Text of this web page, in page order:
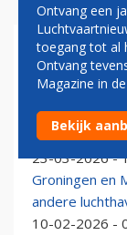
Transavia
Maastricht en
23-03-2026 -
Groningen en
andere
10-02-2026 -
Ontvang een
toegang tot al
Ontvang
Magazine in
Bekijk